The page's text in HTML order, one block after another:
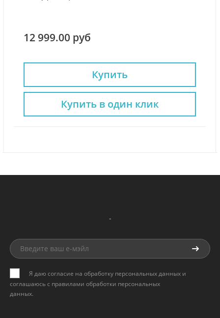
12 999.00 руб
Купить
Купить в один клик
-
Я даю согласие на обработку персональных данных и
соглашаюсь с правилами обработки персональных
данных.